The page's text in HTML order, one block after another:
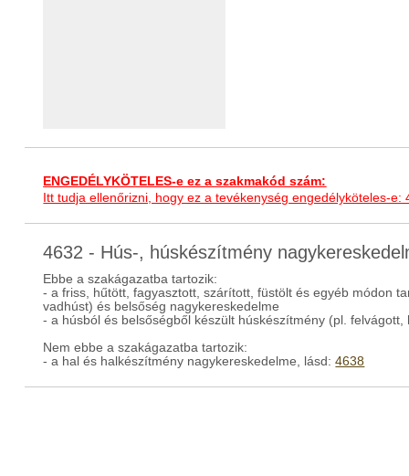
ENGEDÉLYKÖTELES-e ez a szakmakód szám:
Itt tudja ellenőrizni, hogy ez a tevékenység engedélyköteles-e:
4632 - Hús-, húskészítmény
Ebbe a szakágazatba tartozik:
- a friss, hűtött, fagyasztott, szárított, füstölt és egyéb módon
vadhúst) és belsőség nagykereskedelme
- a húsból és belsőségből készült húskészítmény (pl.
Nem ebbe a szakágazatba tartozik:
- a hal és halkészítmény nagykereskedelme, lásd:4638